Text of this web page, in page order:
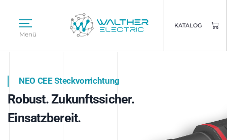
Menü
KATALOG
Intelligente Stromverteilung
NEO CEE Steckvorrichtung
Robust. Zukunftssicher.
Einsatzbereit.
Intelligenz trifft Energie.